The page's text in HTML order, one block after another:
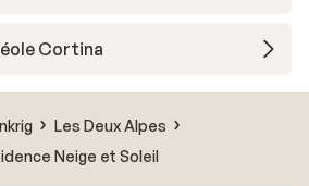
Cortina
Les Deux Alpes
Neige et Soleil